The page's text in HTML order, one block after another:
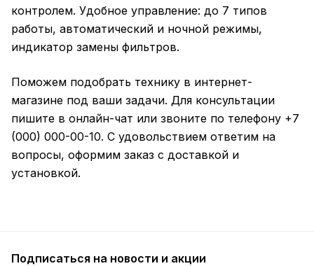
контролем. Удобное управление: до 7 типов
работы, автоматический и ночной режимы,
индикатор замены фильтров.
Поможем подобрать технику в интернет-
магазине под ваши задачи. Для консультации
пишите в онлайн-чат или звоните по телефону +7
(000) 000-00-10. С удовольствием ответим на
вопросы, оформим заказ с доставкой и
установкой.
Подписаться на новости и акции